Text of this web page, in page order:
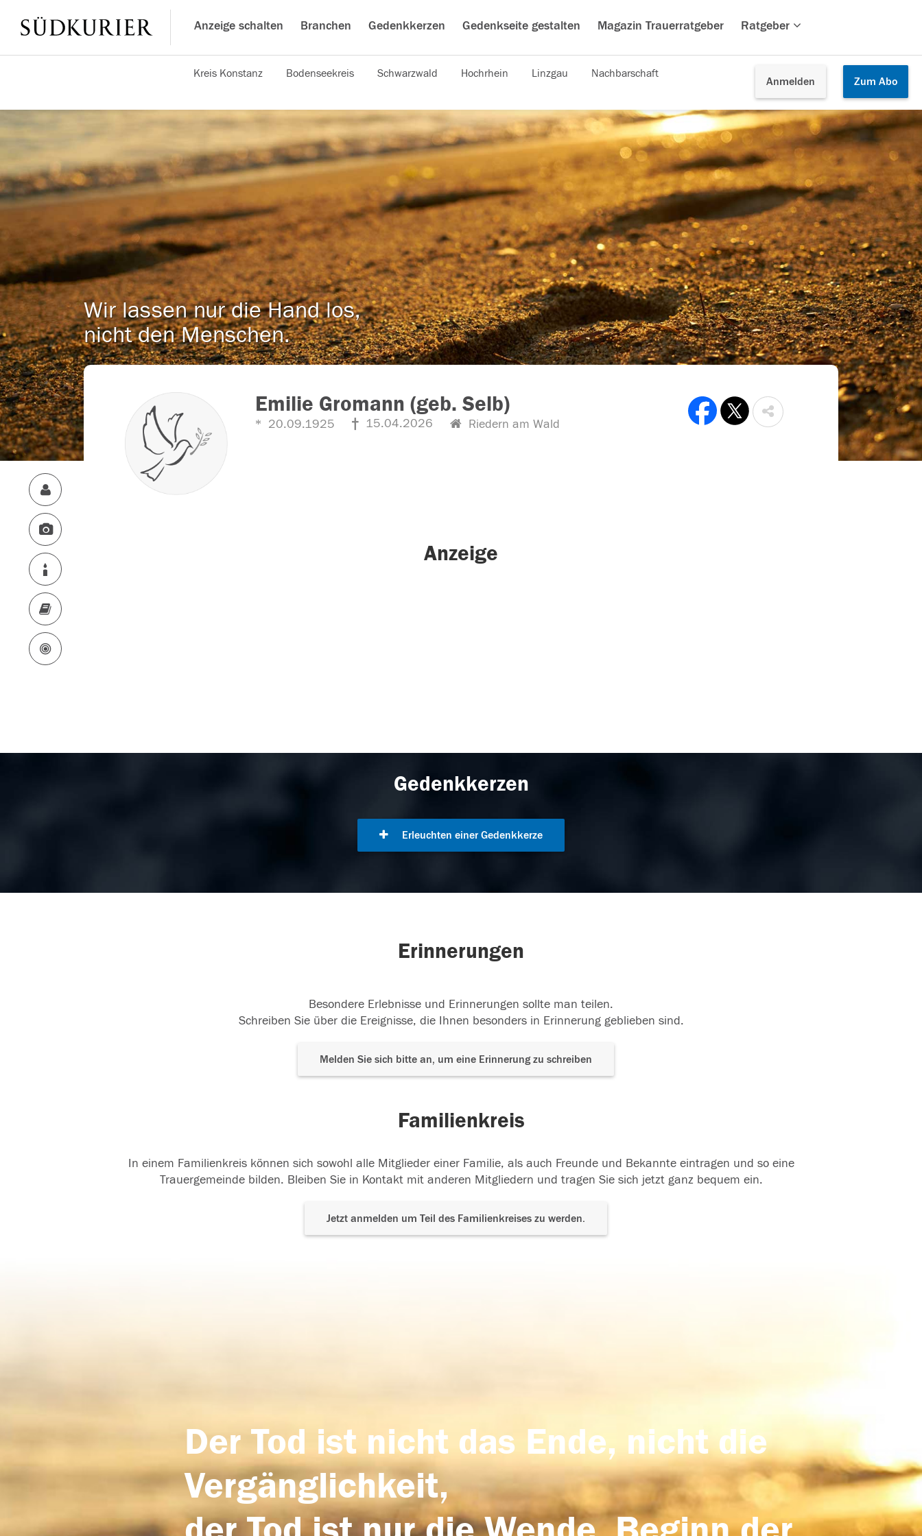
Anzeige schalten Branchen Gedenkkerzen Gedenkseite gestalten Magazin Trauerratgeber Ratgeber
Anmelden Zum Abo
Kreis Konstanz Bodenseekreis Schwarzwald Hochrhein Linzgau Nachbarschaft
Wir lassen nur die Hand los,
nicht den Menschen.
Emilie Gromann (geb. Selb)
20.09.1925 15.04.2026 Riedern am Wald
Anzeige
Gedenkkerzen
Erleuchten einer Gedenkkerze
Erinnerungen
Besondere Erlebnisse und Erinnerungen sollte man teilen.
Schreiben Sie über die Ereignisse, die Ihnen besonders in Erinnerung geblieben sind.
Melden Sie sich bitte an, um eine Erinnerung zu schreiben
Familienkreis
In einem Familienkreis können sich sowohl alle Mitglieder einer Familie, als auch Freunde und Bekannte eintragen und so eine
Trauergemeinde bilden. Bleiben Sie in Kontakt mit anderen Mitgliedern und tragen Sie sich jetzt ganz bequem ein.
Jetzt anmelden um Teil des Familienkreises zu werden.
Der Tod ist nicht das Ende, nicht die
Vergänglichkeit,